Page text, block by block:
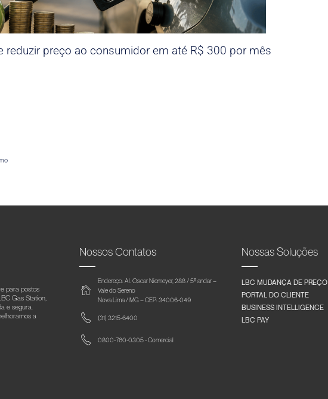
reduzir preço ao consumidor em até R$ 300 por mês
para postos
Gas Station,
e segura.
a
Nossos Contatos
Endereço: Al. Oscar Niemeyer, 288 / 5º andar –
Vale do Sereno
Nova Lima / MG – CEP: 34006-049
(31) 3215-6400
0800-760-0305 - Comercial
Nossas Soluções
LBC MUDANÇA DE PREÇO
PORTAL DO CLIENTE
BUSINESS INTELLIGENCE
LBC PAY